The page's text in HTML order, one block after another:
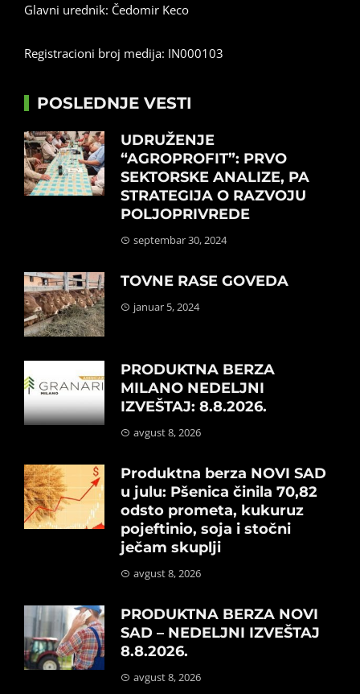
Glavni urednik: Čedomir Keco
Registracioni broj medija: IN000103
POSLEDNJE VESTI
UDRUŽENJE
“AGROPROFIT”: PRVO
SEKTORSKE ANALIZE, PA
STRATEGIJA O RAZVOJU
POLJOPRIVREDE
septembar 30, 2024
TOVNE RASE GOVEDA
januar 5, 2024
PRODUKTNA BERZA
MILANO NEDELJNI
IZVEŠTAJ: 8.8.2026.
avgust 8, 2026
Produktna berza NOVI SAD
u julu: Pšenica činila 70,82
odsto prometa, kukuruz
pojeftinio, soja i stočni
ječam skuplji
avgust 8, 2026
PRODUKTNA BERZA NOVI
SAD – NEDELJNI IZVEŠTAJ
8.8.2026.
avgust 8, 2026